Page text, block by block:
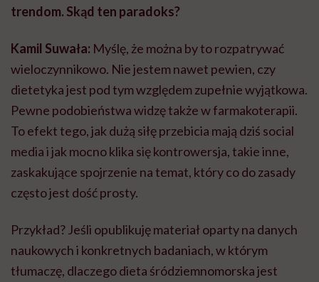
trendom. Skąd ten paradoks?
Kamil Suwała: Myślę, że można by to rozpatrywać
wieloczynnikowo. Nie jestem nawet pewien, czy
dietetyka jest pod tym względem zupełnie wyjątkowa.
Pewne podobieństwa widzę także w farmakoterapii.
To efekt tego, jak dużą siłę przebicia mają dziś social
media i jak mocno klika się kontrowersja, takie inne,
zaskakujące spojrzenie na temat, który co do zasady
często jest dość prosty.
Przykład? Jeśli opublikuję materiał oparty na danych
naukowych i konkretnych badaniach, w którym
tłumaczę, dlaczego dieta śródziemnomorska jest